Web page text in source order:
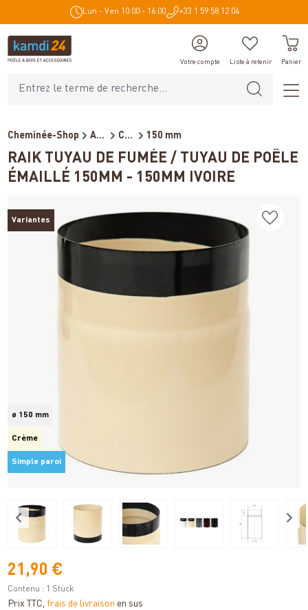
principal Lun - Ven 10:00 - 16:00 +33 1 59 58 12 04
Votre compte Liste à retenir Panier
Cheminée-Shop Accessoires de cheminée Conduits de fumée pour poêl... 150 mm
RAIK TUYAU DE FUMÉE / TUYAU DE POÊLE
ÉMAILLÉ 150MM - 150MM IVOIRE
Variantes
ø 150 mm
Crème
Simple paroi
21,90 €
Contenu : 1 Stück
Prix TTC, frais de livraison en sus